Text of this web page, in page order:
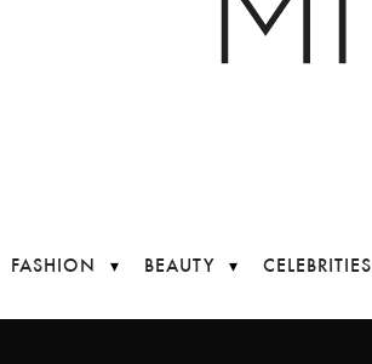
FASHION BEAUTY CELEBRITIES